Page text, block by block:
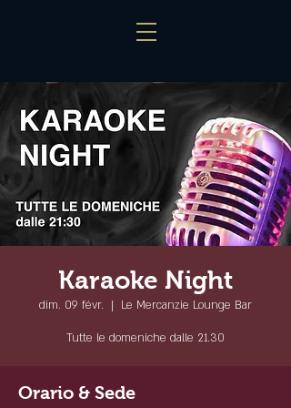
Karaoke Night
dim. 09 févr.
  |
Le Mercanzie Lounge Bar
Tutte le domeniche dalle 21.30
Orario & Sede